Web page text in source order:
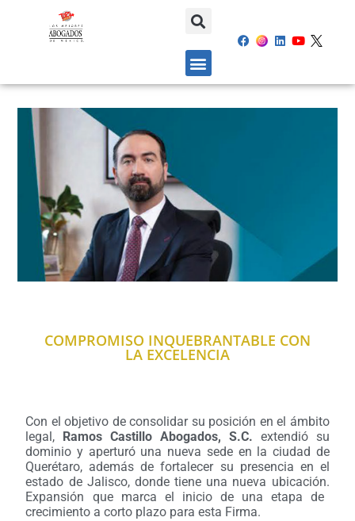
COMPROMISO INQUEBRANTABLE CON
LA EXCELENCIA
Con el objetivo de consolidar su posición en el ámbito
legal, Ramos Castillo Abogados, S.C. extendió su
dominio y aperturó una nueva sede en la ciudad de
Querétaro, además de fortalecer su presencia en el
estado de Jalisco, donde tiene una nueva ubicación.
Expansión que marca el inicio de una etapa de
crecimiento a corto plazo para esta Firma.